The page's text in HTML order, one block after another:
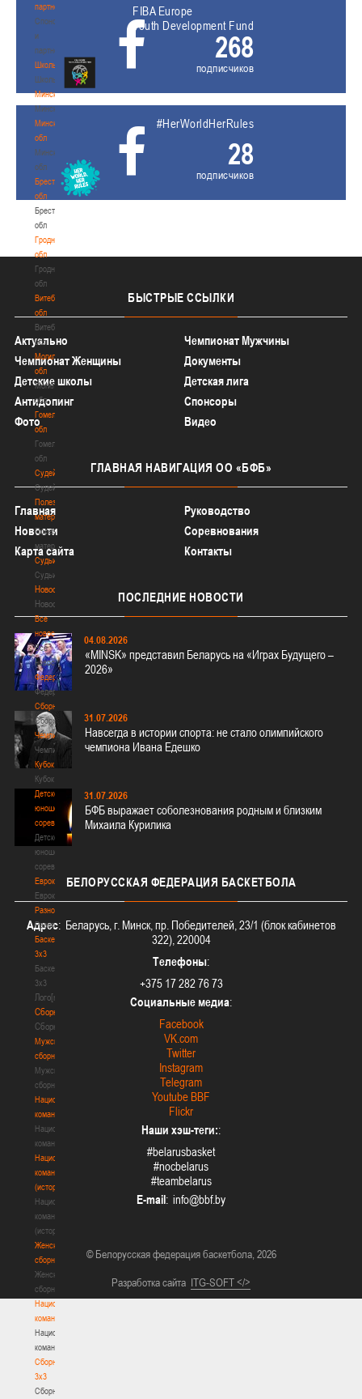
партнеры
Спонсоры
и
партнеры
Школы
Школы
Минск
Минск
Минская
обл
Минская
обл
Брестская
обл
Брестская
обл
Гродненская
обл
Гродненская
обл
Витебская
обл
Витебская
обл
Могилевская
обл
Могилевская
обл
Гомельская
обл
Гомельская
обл
Судейство
Судейство
Полезные
материалы
Полезные
материалы
Судьи
Судьи
Новости
Новости
Все
новости
Все
новости
Федерация
Федерация
Сборные
Сборные
Чемпионат
Чемпионат
Кубок
Кубок
Детско-
юношеские
соревнования
Детско-
юношеские
соревнования
Еврокубки
Еврокубки
Разное
Разное
Баскетбол
3х3
Баскетбол
3х3
Лого[modid=121]
Сборные
Сборные
Мужские
сборные
Мужские
сборные
Национальная
команда
Национальная
команда
Национальная
команда
(история)
Национальная
команда
(история)
Женские
сборные
Женские
сборные
Национальная
команда
Национальная
команда
Сборные
3х3
Сборные
FIBA Europe
Youth Development Fund
268
подписчиков
#HerWorldHerRules
28
подписчиков
БЫСТРЫЕ ССЫЛКИ
Актуально
Чемпионат Мужчины
Чемпионат Женщины
Документы
Детские школы
Детская лига
Антидопинг
Спонсоры
Фото
Видео
ГЛАВНАЯ НАВИГАЦИЯ ОО «БФБ»
Главная
Руководство
Новости
Соревнования
Карта сайта
Контакты
ПОСЛЕДНИЕ НОВОСТИ
04.08.2026
«MINSK» представил Беларусь на «Играх Будущего –
2026»
31.07.2026
Навсегда в истории спорта: не стало олимпийского
чемпиона Ивана Едешко
31.07.2026
БФБ выражает соболезнования родным и близким
Михаила Курилика
БЕЛОРУССКАЯ ФЕДЕРАЦИЯ БАСКЕТБОЛА
Адрес: Беларусь, г. Минск, пр. Победителей, 23/1 (блок кабинетов
322), 220004
Телефоны:
+375 17 282 76 73
Социальные медиа:
Facebook
VK.com
Twitter
Instagram
Telegram
Youtube BBF
Flickr
Наши хэш-теги::
#belarusbasket
#nocbelarus
#teambelarus
E-mail:
© Белорусская федерация баскетбола, 2026
Разработка сайта ITG-SOFT </>